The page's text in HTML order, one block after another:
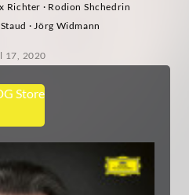
Richter · Rodion Shchedrin
· Jörg Widmann
17, 2020